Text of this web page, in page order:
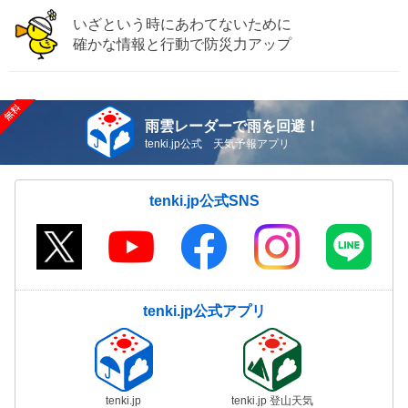
いざという時にあわてないために
確かな情報と行動で防災力アップ
雨雲レーダーで雨を回避！
tenki.jp公式 天気予報アプリ
tenki.jp公式SNS
tenki.jp公式アプリ
tenki.jp tenki.jp 登山天気